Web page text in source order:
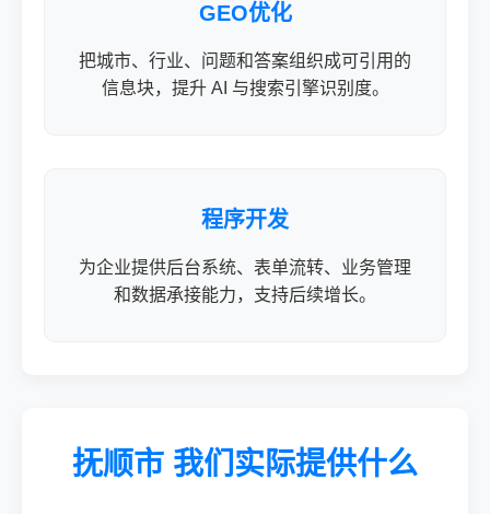
GEO优化
把城市、行业、问题和答案组织成可引用的
信息块，提升 AI 与搜索引擎识别度。
程序开发
为企业提供后台系统、表单流转、业务管理
和数据承接能力，支持后续增长。
抚顺市 我们实际提供什么